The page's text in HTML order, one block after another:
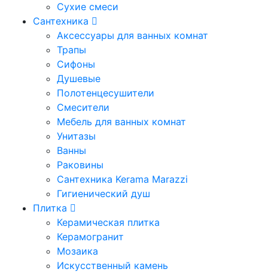
Сухие смеси
Сантехника
Аксессуары для ванных комнат
Трапы
Сифоны
Душевые
Полотенцесушители
Смесители
Мебель для ванных комнат
Унитазы
Ванны
Раковины
Сантехника Kerama Marazzi
Гигиенический душ
Плитка
Керамическая плитка
Керамогранит
Мозаика
Искусственный камень